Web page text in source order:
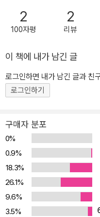
했다. 유튜브 〈나는의사다〉 〈
책걸상〉의 PD 겸 진행자다.
경영, 글쓰기/커니케이션, 여
다. He is a distinguished South Korean physician, journalist,
and author. He obtained
niversity College of
5 years, he has been a
media landscape as a
octors’ Weekly.
authored a total of eight
ion for knowledge and his
pics. One notable work is
wn as “Incomplete
른다. 단, 기술을 활용하는 자
은 자신이 쓴 책의 번역자를
히 알게 된 딥엘(DeepL)과 챗
있기 아까운 것들의 노트’다. 퇴근 후 매일 밤, 10개월을 바쳐 완성한
번역본은 프로 번역가들 눈에
인공지능과 저자 사이에는 무
능 분야의 자기계발서, 번역의
서도 공개되거나 정리된 적 없
챗GPT와 협업하기 위한 최소한의 상식이다.
작문의 핵심을 알려주는 책은
문 기술은 완전히 새로운 영역
없고, 인공지능 시장에 영어
사람이 없거나, 있다 한들 그
이 책에 담긴 내용은 영어 활
2
100자평
2
리뷰
이 책에 내가 남긴 글
로그인하면 내가 남긴 글과 친
로그인하기
구매자 분포
0%
0.9%
18.3%
26.1%
9.6%
3.5%